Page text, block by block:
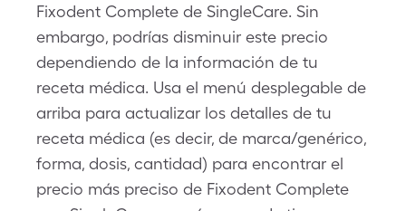
Fixodent Complete de SingleCare. Sin
embargo, podrías disminuir este precio
dependiendo de la información de tu
receta médica. Usa el menú desplegable de
arriba para actualizar los detalles de tu
receta médica (es decir, de marca/genérico,
forma, dosis, cantidad) para encontrar el
precio más preciso de Fixodent Complete